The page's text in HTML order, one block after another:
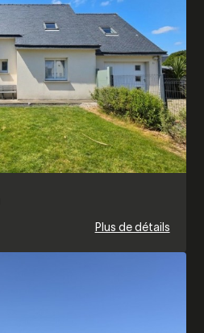
Plus de détails